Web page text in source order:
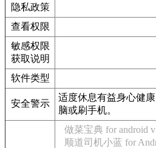
隐私政策
查看权限
敏感权限
获取说明
软件类型
安全警示
适度休息有益身心健
脑或刷手机。
做菜宝典 for android
顺道司机小蓝 for